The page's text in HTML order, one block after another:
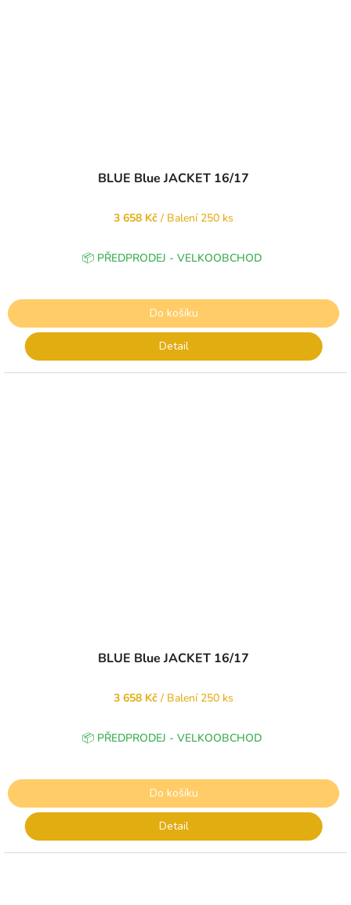
BLUE Blue JACKET 16/17
3 658 Kč / Balení 250 ks
📦 PŘEDPRODEJ - VELKOOBCHOD
Do košíku
Detail
BLUE Blue JACKET 16/17
3 658 Kč / Balení 250 ks
📦 PŘEDPRODEJ - VELKOOBCHOD
Do košíku
Detail